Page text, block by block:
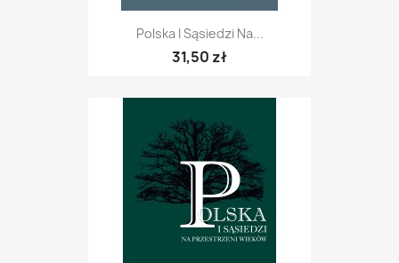
Polska I Sąsiedzi Na...
31,50 zł